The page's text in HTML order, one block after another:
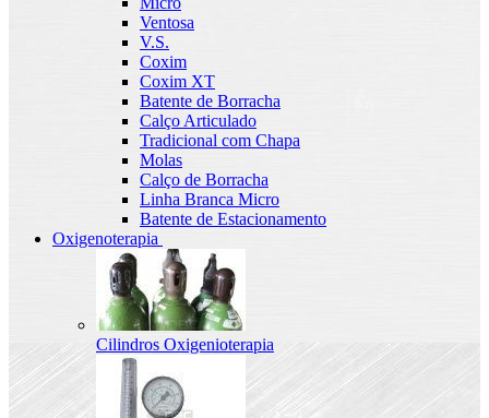
Ventosa
V.S.
Coxim
Coxim XT
Batente de Borracha
Calço Articulado
Tradicional com Chapa
Molas
Calço de Borracha
Linha Branca Micro
Batente de Estacionamento
Oxigenoterapia
Cilindros Oxigenioterapia